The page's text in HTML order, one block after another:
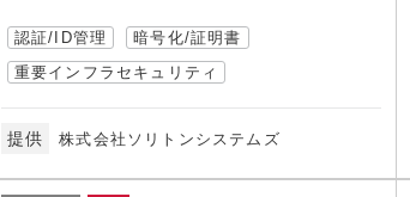
認証/ID管理
暗号化/証明書
重要インフラセキュリティ
提供 株式会社ソリトンシステムズ